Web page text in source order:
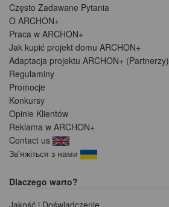
Często Zadawane Pytania
O ARCHON+
Praca w ARCHON+
Jak kupić projekt domu ARCHON+
Adaptacja projektu ARCHON+ (Partnerzy)
Regulaminy
Promocje
Konkursy
Opinie Klientów
Reklama w ARCHON+
Contact us
Зв'яжіться з нами
Dlaczego warto?
Jakość i Doświadczenie